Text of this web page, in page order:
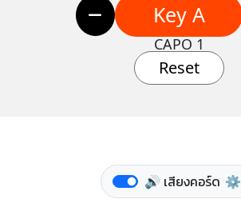
Key A
CAPO 1
Reset
🔊 เสียงคอร์ด ⚙️